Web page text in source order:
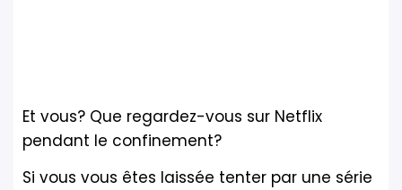
Et vous? Que regardez-vous sur Netflix
pendant le confinement?
Si vous vous êtes laissée tenter par une série